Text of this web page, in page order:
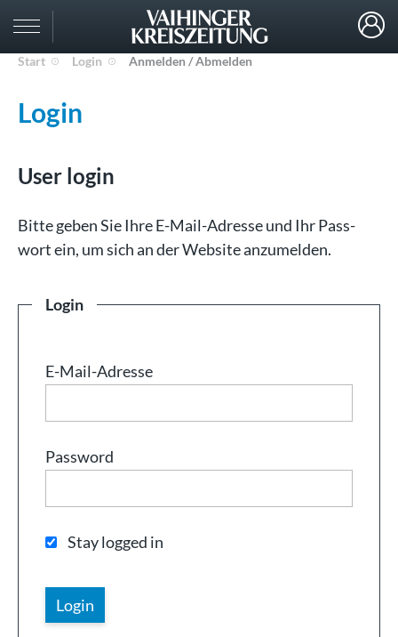
Start Login Anmelden / Abmelden
Login
User login
Bit­te ge­ben Sie Ih­re E-Mail-Adresse und Ihr Pass­
wort ein, um sich an der Web­site an­zu­mel­den.
Login
E-Mail-Adresse
Password
Stay logged in